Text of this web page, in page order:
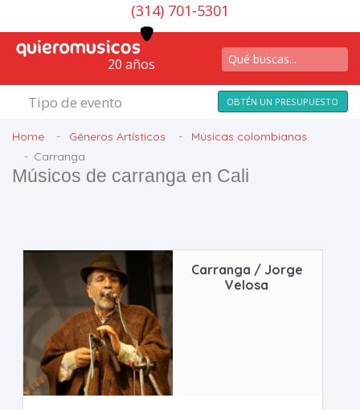
(314) 701-5301
20 años
Tipo de evento OBTÉN UN PRESUPUESTO
Home Géneros Artísticos
Músicas colombianas
Carranga
Músicos de carranga en Cali
Carranga / Jorge
Velosa